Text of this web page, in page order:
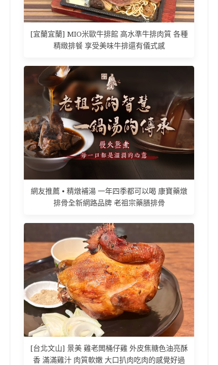
[宜蘭宜蘭] MIO米歐牛排館 高水準牛排肉質 各種
精緻排餐 享受美味牛排還有儀式感
網友推薦 • 精燉補湯 一年四季都可以喝 康寶藥燉
排骨全新網路品牌 老祖宗藥膳排骨
[台北文山] 景美 雞老闆桶仔雞 外皮焦糖色油亮酥
香 滿滿雞汁 肉質軟嫩 大口扒肉吃肉的感覺好過